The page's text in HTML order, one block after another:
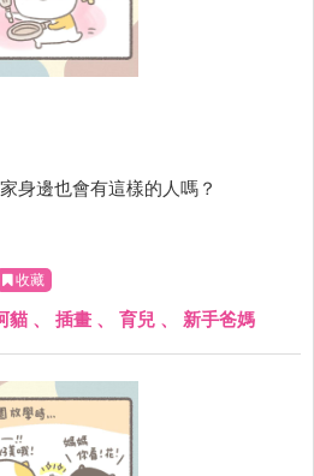
身邊也會有這樣的人嗎？
收藏
貓 、 插畫 、 育兒 、 新手爸媽